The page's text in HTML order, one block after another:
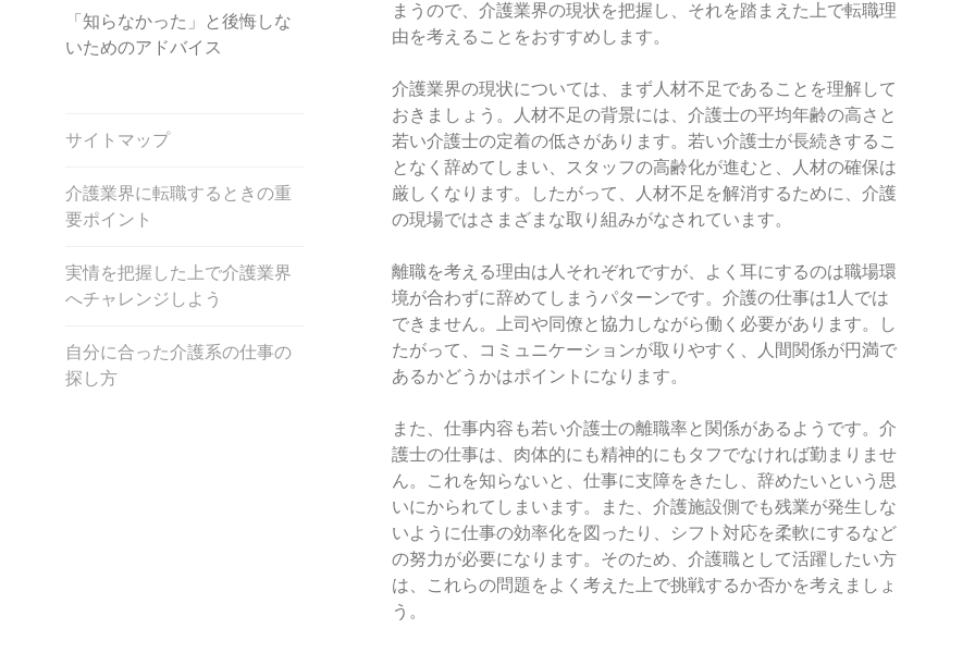
「知らなかった」と後悔しな
いためのアドバイス
サイトマップ
介護業界に転職するときの重
要ポイント
実情を把握した上で介護業界
へチャレンジしよう
自分に合った介護系の仕事の
探し方
まうので、介護業界の現状を把握し、それを踏まえた上で転職理
由を考えることをおすすめします。
介護業界の現状については、まず人材不足であることを理解して
おきましょう。人材不足の背景には、介護士の平均年齢の高さと
若い介護士の定着の低さがあります。若い介護士が長続きするこ
となく辞めてしまい、スタッフの高齢化が進むと、人材の確保は
厳しくなります。したがって、人材不足を解消するために、介護
の現場ではさまざまな取り組みがなされています。
離職を考える理由は人それぞれですが、よく耳にするのは職場環
境が合わずに辞めてしまうパターンです。介護の仕事は1人では
できません。上司や同僚と協力しながら働く必要があります。し
たがって、コミュニケーションが取りやすく、人間関係が円満で
あるかどうかはポイントになります。
また、仕事内容も若い介護士の離職率と関係があるようです。介
護士の仕事は、肉体的にも精神的にもタフでなければ勤まりませ
ん。これを知らないと、仕事に支障をきたし、辞めたいという思
いにかられてしまいます。また、介護施設側でも残業が発生しな
いように仕事の効率化を図ったり、シフト対応を柔軟にするなど
の努力が必要になります。そのため、介護職として活躍したい方
は、これらの問題をよく考えた上で挑戦するか否かを考えましょ
う。